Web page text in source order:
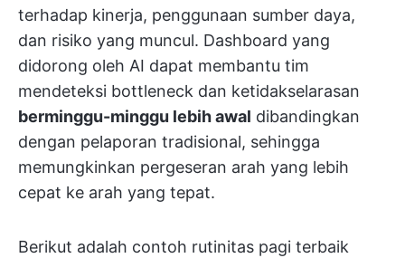
terhadap kinerja, penggunaan sumber daya,
dan risiko yang muncul. Dashboard yang
didorong oleh AI dapat membantu tim
mendeteksi bottleneck dan ketidakselarasan
berminggu-minggu lebih awal dibandingkan
dengan pelaporan tradisional, sehingga
memungkinkan pergeseran arah yang lebih
cepat ke arah yang tepat.
Berikut adalah contoh rutinitas pagi terbaik